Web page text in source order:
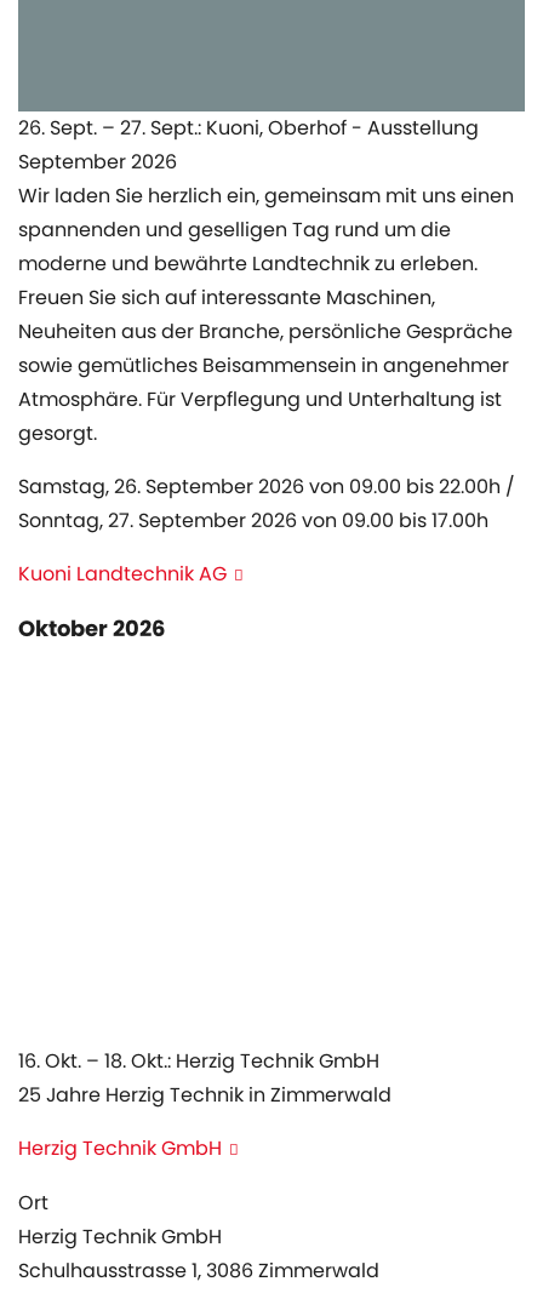
26. Sept. – 27. Sept.: Kuoni, Oberhof - Ausstellung
September 2026
Wir laden Sie herzlich ein, gemeinsam mit uns einen
spannenden und geselligen Tag rund um die
moderne und bewährte Landtechnik zu erleben.
Freuen Sie sich auf interessante Maschinen,
Neuheiten aus der Branche, persönliche Gespräche
sowie gemütliches Beisammensein in angenehmer
Atmosphäre. Für Verpflegung und Unterhaltung ist
gesorgt.
Samstag, 26. September 2026 von 09.00 bis 22.00h /
Sonntag, 27. September 2026 von 09.00 bis 17.00h
Kuoni Landtechnik AG
Oktober 2026
16. Okt. – 18. Okt.: Herzig Technik GmbH
25 Jahre Herzig Technik in Zimmerwald
Herzig Technik GmbH
Ort
Herzig Technik GmbH
Schulhausstrasse 1, 3086 Zimmerwald